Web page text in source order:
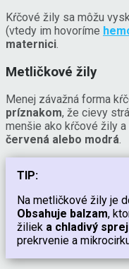
Kŕčové žily sa môžu
(vtedy im hovoríme
maternici.
Metličkové žily
Menej závažná forma
príznakom, že cievy
menšie ako kŕčové žily
červená alebo modrá.
TIP:
Na metličkové žily je
Obsahuje balzam,
žiliek a chladivý sprej
prekrvenie a